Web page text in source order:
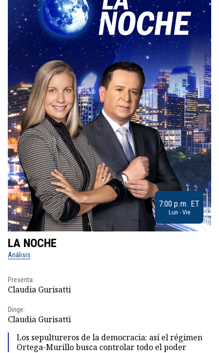
7:00 p.m. ET
Lun - Vie
LA NOCHE
Análisis
Presenta:
Claudia Gurisatti
Dirige:
Claudia Gurisatti
Los sepultureros de la democracia: así el régimen
Ortega-Murillo busca controlar todo el poder